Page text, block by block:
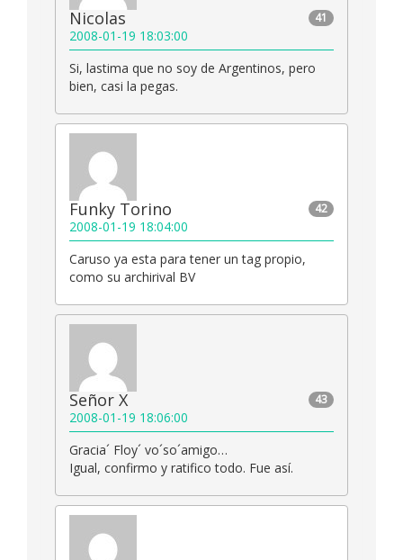
41
Nicolas
2008-01-19 18:03:00
Si, lastima que no soy de Argentinos, pero
bien, casi la pegas.
42
Funky Torino
2008-01-19 18:04:00
Caruso ya esta para tener un tag propio,
como su archirival BV
43
Señor X
2008-01-19 18:06:00
Gracia´ Floy´ vo´so´amigo…
Igual, confirmo y ratifico todo. Fue así.